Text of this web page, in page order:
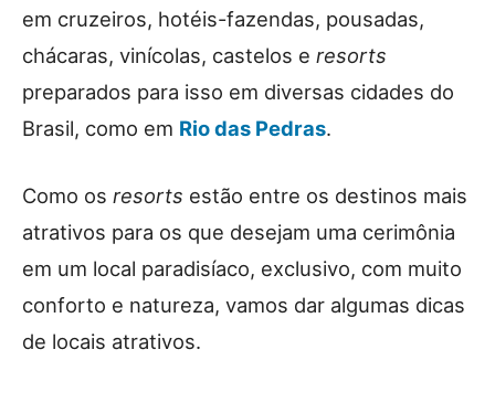
em cruzeiros, hotéis-fazendas, pousadas,
chácaras, vinícolas, castelos e resorts
preparados para isso em diversas cidades do
Brasil, como em Rio das Pedras.
Como os resorts estão entre os destinos mais
atrativos para os que desejam uma cerimônia
em um local paradisíaco, exclusivo, com muito
conforto e natureza, vamos dar algumas dicas
de locais atrativos.